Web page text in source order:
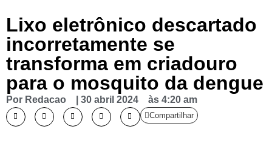
Lixo eletrônico descartado
incorretamente se
transforma em criadouro
para o mosquito da dengue
Por Redacao 30 abril 2024 às 4:20 am
Compartilhar